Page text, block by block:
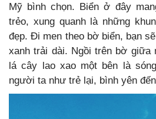
Mỹ bình chọn. Biển ở đây
trẻo, xung quanh là những
đẹp. Đi men theo bờ biển, bạn
xanh trải dài. Ngồi trên bờ giữa
lá cây lao xao một bên là
người ta như trẻ lại, bình yên